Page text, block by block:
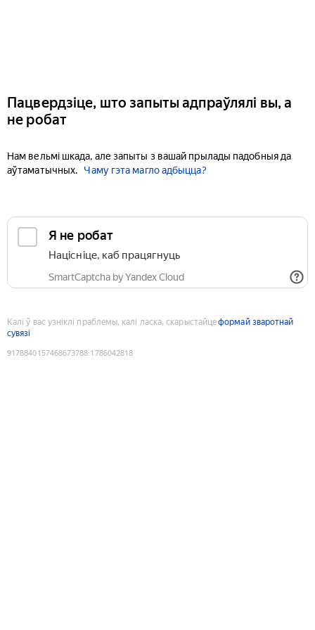
Пацвердзіце, што запыты адпраўлялі вы, а
не робат
Нам вельмі шкада, але запыты з вашай прылады падобныя да
аўтаматычных.
Чаму гэта магло адбыцца?
Я не робат
Націсніце, каб працягнуць
SmartCaptcha by Yandex Cloud
Калі ў вас узніклі праблемы, калі ласка, скарыстайцеформай зваротнай
сувязі
9178840157468673788:1786042818